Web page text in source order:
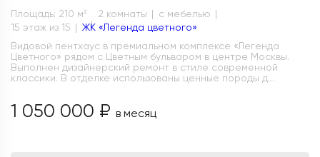
Площадь: 210 м 2 2 комнаты
с мебелью
15 этаж из 15
ЖК «Легенда цветного»
Видовой пентхаус в премиальном комплексе «Легенда
Цветного» рядом с Цветным бульваром в центре Москвы.
Выполнен дизайнерский ремонт в стиле современной
классики. В отделке использованы ценные породы д...
1 050 000 ₽ в месяц